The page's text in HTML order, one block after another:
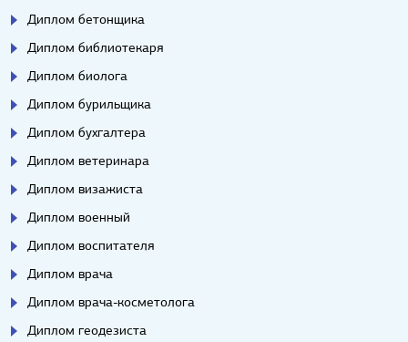
Диплом бетонщика
Диплом библиотекаря
Диплом биолога
Диплом бурильщика
Диплом бухгалтера
Диплом ветеринара
Диплом визажиста
Диплом военный
Диплом воспитателя
Диплом врача
Диплом врача-косметолога
Диплом геодезиста